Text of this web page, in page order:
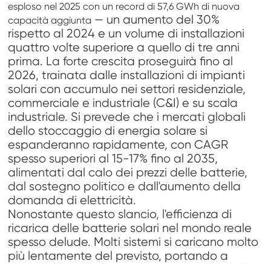
esploso nel 2025 con un record di 57,6 GWh di nuova
capacità aggiunta — un aumento del 30%
rispetto al 2024 e un volume di installazioni
quattro volte superiore a quello di tre anni
prima. La forte crescita proseguirà fino al
2026, trainata dalle installazioni di impianti
solari con accumulo nei settori residenziale,
commerciale e industriale (C&I) e su scala
industriale. Si prevede che i mercati globali
dello stoccaggio di energia solare si
espanderanno rapidamente, con CAGR
spesso superiori al 15-17% fino al 2035,
alimentati dal calo dei prezzi delle batterie,
dal sostegno politico e dall'aumento della
domanda di elettricità.
Nonostante questo slancio, l'efficienza di
ricarica delle batterie solari nel mondo reale
spesso delude. Molti sistemi si caricano molto
più lentamente del previsto, portando a